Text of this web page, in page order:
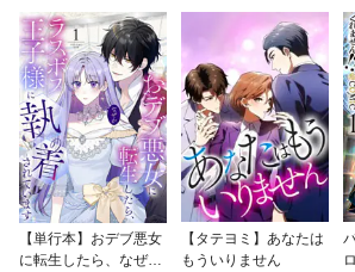
【単行本】おデブ悪女
に転生したら、なぜか
【タテヨミ】あなたは
もういりません